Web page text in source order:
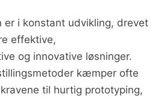
i konstant udvikling, drevet
effektive,
og innovative løsninger.
kæmper ofte
til hurtig prototyping,